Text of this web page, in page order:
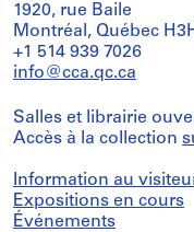
1920, rue Baile
Montréal, Québec
+1 514 939 7026
info@cca.qc.ca
Salles et librairie
Accès à la collection
Information au
Expositions en cours
Événements